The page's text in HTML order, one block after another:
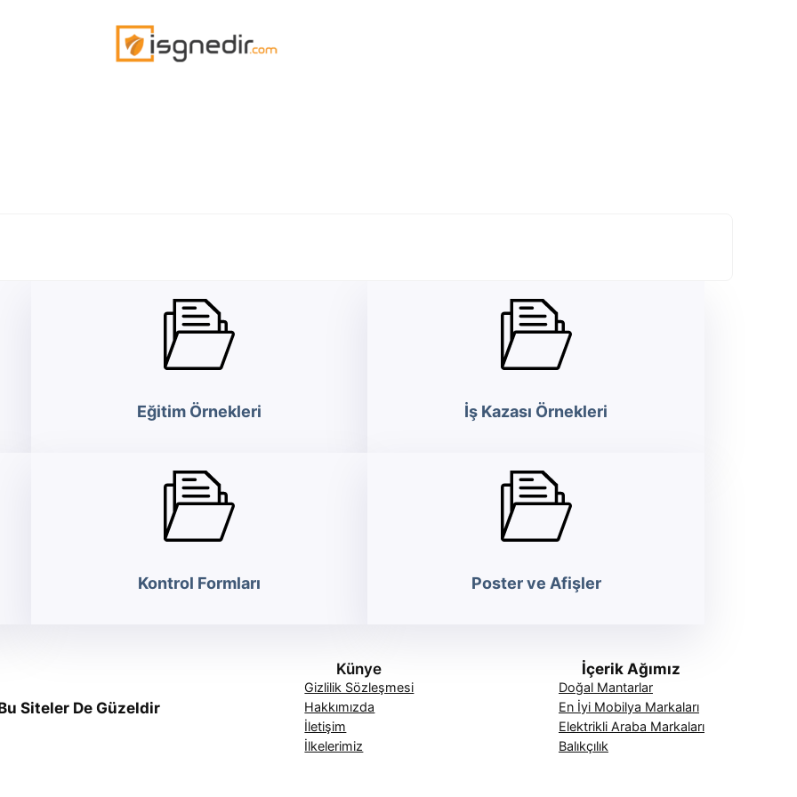
Eğitim Örnekleri İş Kazası Örnekleri
Kontrol Formları Poster ve Afişler
Siteler De Güzeldir
Künye
Gizlilik Sözleşmesi
Hakkımızda
İletişim
İlkelerimiz
İçerik Ağımız
Doğal Mantarlar
En İyi Mobilya Markaları
Elektrikli Araba Markaları
Balıkçılık